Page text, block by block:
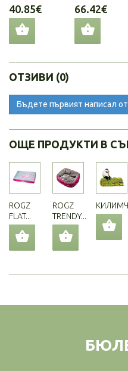
40.85€ 66.42€
ОТЗИВИ (0)
Бъдете първият написал
ОЩЕ ПРОДУКТИ В
ROGZ
FLAT...
ROGZ
TRENDY...